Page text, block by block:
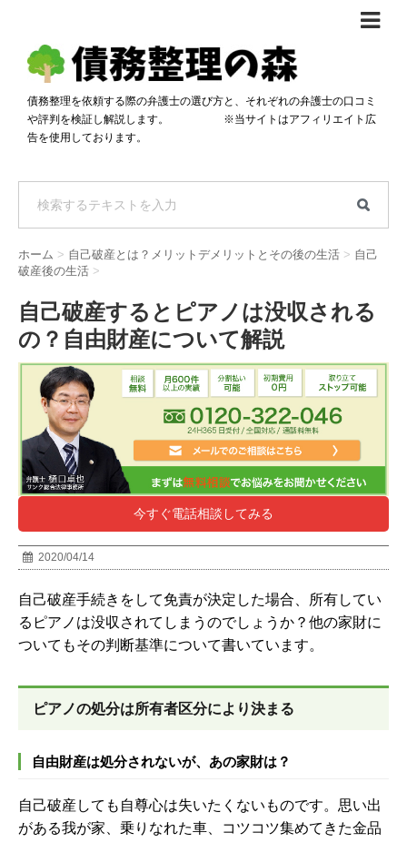
債務整理体験談
おすすめ
料金比較
自己破産・個人再生料金比較
過払い金料金比較
専門家の選び方
料金で選ぶ
分割・後払い可で選ぶ
着手金無料で選ぶ
女性専門で選ぶ
24時間年中無休で選ぶ
法律事務所の方へ
匿名借金相談
債務整理を依頼する際の弁護士の選び方と、それぞれの弁護士の口コミ
や評判を検証し解説します。 ※当サイトはアフィリエイト広
告を使用しております。
ホーム > 自己破産とは？メリットデメリットとその後の生活 > 自己
破産後の生活 >
自己破産するとピアノは没収される
の？自由財産について解説
今すぐ電話相談してみる
2020/04/14
自己破産手続きをして免責が決定した場合、所有してい
るピアノは没収されてしまうのでしょうか？他の家財に
ついてもその判断基準について書いています。
ピアノの処分は所有者区分により決まる
自由財産は処分されないが、あの家財は？
自己破産しても自尊心は失いたくないものです。思い出
がある我が家、乗りなれた車、コツコツ集めてきた金品